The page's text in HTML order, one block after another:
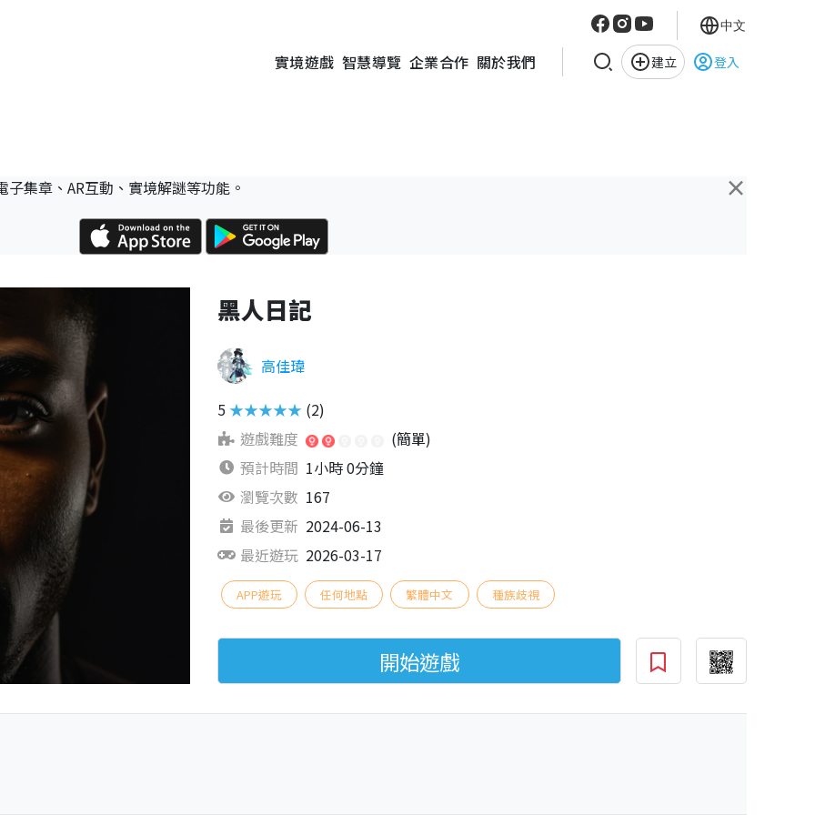
實境遊戲 智慧導覽 企業合作 關於我們 建立 登入
中文
×
集章、AR互動、實境解謎等功能。
黑人日記
高佳瑋
5 ★★★★★ (2)
遊戲難度
(簡單)
預計時間 1小時 0分鐘
瀏覽次數 167
最後更新 2024-06-13
最近遊玩 2026-03-17
APP遊玩 任何地點 繁體中文 種族歧視
開始遊戲